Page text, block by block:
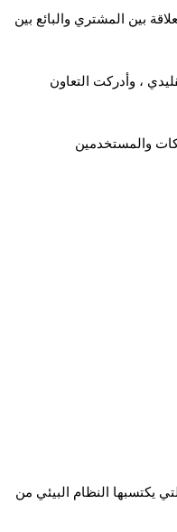
بين المشتري والبائع بين
، وأدركت التعاون
والمستخدمين
يكتسبها النظام البيئي من